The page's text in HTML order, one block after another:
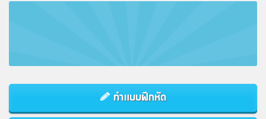
ทำแบบฝึกหัด